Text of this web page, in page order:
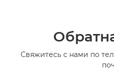
Свяжитесь с нами по